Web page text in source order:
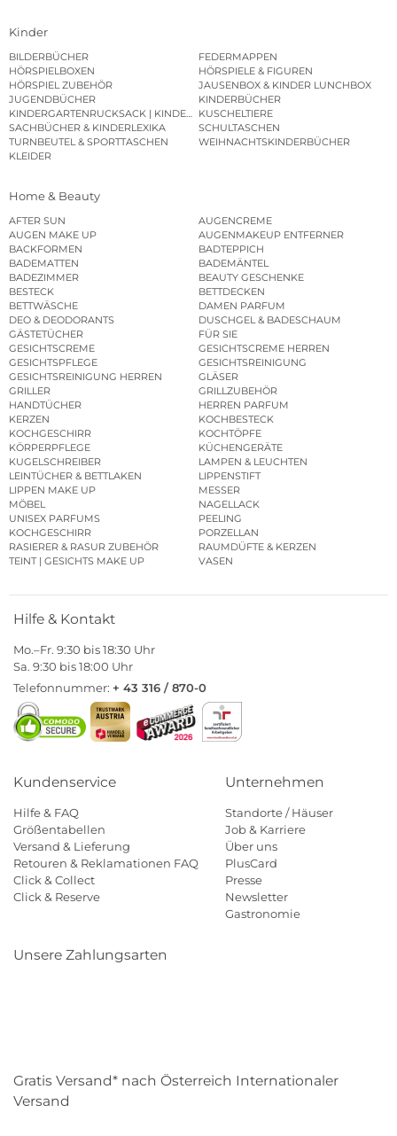
Kinder
BILDERBÜCHER
FEDERMAPPEN
HÖRSPIELBOXEN
HÖRSPIELE & FIGUREN
HÖRSPIEL ZUBEHÖR
JAUSENBOX & KINDER LUNCHBOX
JUGENDBÜCHER
KINDERBÜCHER
KINDERGARTENRUCKSACK | KINDERGARTENBEUTEL
KUSCHELTIERE
SACHBÜCHER & KINDERLEXIKA
SCHULTASCHEN
TURNBEUTEL & SPORTTASCHEN
WEIHNACHTSKINDERBÜCHER
KLEIDER
Home & Beauty
AFTER SUN
AUGENCREME
AUGEN MAKE UP
AUGENMAKEUP ENTFERNER
BACKFORMEN
BADTEPPICH
BADEMATTEN
BADEMÄNTEL
BADEZIMMER
BEAUTY GESCHENKE
BESTECK
BETTDECKEN
BETTWÄSCHE
DAMEN PARFUM
DEO & DEODORANTS
DUSCHGEL & BADESCHAUM
GÄSTETÜCHER
FÜR SIE
GESICHTSCREME
GESICHTSCREME HERREN
GESICHTSPFLEGE
GESICHTSREINIGUNG
GESICHTSREINIGUNG HERREN
GLÄSER
GRILLER
GRILLZUBEHÖR
HANDTÜCHER
HERREN PARFUM
KERZEN
KOCHBESTECK
KOCHGESCHIRR
KOCHTÖPFE
KÖRPERPFLEGE
KÜCHENGERÄTE
KUGELSCHREIBER
LAMPEN & LEUCHTEN
LEINTÜCHER & BETTLAKEN
LIPPENSTIFT
LIPPEN MAKE UP
MESSER
MÖBEL
NAGELLACK
UNISEX PARFUMS
PEELING
KOCHGESCHIRR
PORZELLAN
RASIERER & RASUR ZUBEHÖR
RAUMDÜFTE & KERZEN
TEINT | GESICHTS MAKE UP
VASEN
Hilfe & Kontakt
Mo.–Fr. 9:30 bis 18:30 Uhr
Sa. 9:30 bis 18:00 Uhr
Telefonnummer: + 43 316 / 870-0
Kundenservice
Hilfe & FAQ
Größentabellen
Versand & Lieferung
Retouren & Reklamationen FAQ
Click & Collect
Click & Reserve
Unternehmen
Standorte / Häuser
Job & Karriere
Über uns
PlusCard
Presse
Newsletter
Gastronomie
Unsere Zahlungsarten
Gratis Versand* nach Österreich Internationaler
Versand